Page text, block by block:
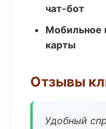
чат-бот
Мобильное
карты
Отзывы
Удобный